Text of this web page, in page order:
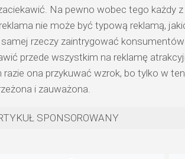
Na pewno wobec tego każdy
nie może być typową reklamą,
samej rzeczy zaintrygować
przede wszystkim na reklamę
razie ona przykuwać wzrok, bo tylko w
i zauważona.
SPONSOROWANY